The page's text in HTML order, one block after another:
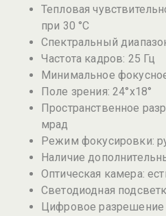
Тепловая
при 30 °С
Спектральный
Частота кадров: 25 Гц
Минимальное
Поле зрения: 24°х18°
Пространственное
мрад
Режим фокусировки:
Наличие
Оптическая камера:
Светодиодная
Цифровое